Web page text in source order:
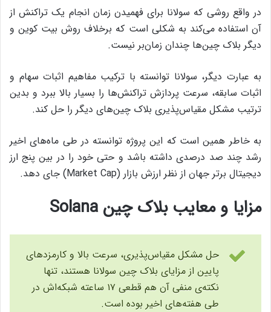
در واقع روشی که سولانا برای فهمیدن زمان انجام یک تراکنش از
آن استفاده می‌کند به شکلی است که برخلاف روش بیت کوین و
دیگر بلاک چین‌ها چندان زمان‌بر نیست.
به عبارت دیگر، سولانا توانسته با ترکیب مفاهیم اثبات سهام و
اثبات سابقه، سرعت پردازش تراکنش‌ها را بسیار بالا ببرد و بدین
ترتیب مشکل مقیاس‌پذیری بلاک چین‌های دیگر را حل کند.
به خاطر همین است که این پروژه توانسته در طی ماه‌های اخیر
رشد چند صد درصدی داشته باشد و حتی خود را در بین پنج ارز
دیجیتال برتر جهان از نظر ارزش بازار (Market Cap) جای دهد.
مزایا و معایب بلاک چین Solana
حل مشکل مقیاس‌پذیری، سرعت بالا و کارمزدهای
پایین از مزایای بلاک چین سولانا هستند، تنها
نکته‌ی منفی آن هم قطعی ۱۷ ساعته شبکه‌اش در
طی هفته‌های اخیر بوده است.